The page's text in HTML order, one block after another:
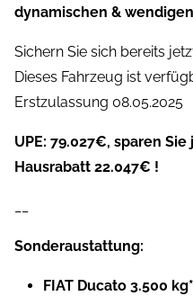
dynamischen &
Sichern Sie sich bereits
Dieses Fahrzeug ist
Erstzulassung 08.05.2025
UPE: 79.027€, sparen
Hausrabatt 22.047€ !
Sonderaustattung:
FIAT Ducato 3.500